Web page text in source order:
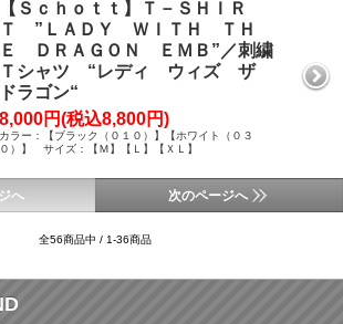
【Ｓｃｈｏｔｔ】Ｔ－ＳＨＩＲ
Ｔ ”ＬＡＤＹ ＷＩＴＨ ＴＨ
Ｅ ＤＲＡＧＯＮ ＥＭＢ”／刺繍
Ｔシャツ “レディ ウィズ ザ
ドラゴン“
8,000円(税込8,800円)
カラー：【ブラック（０１０）】【ホワイト（０３
０）】 サイズ：【Ｍ】【Ｌ】【ＸＬ】
へ 次のページへ
全56商品中 / 1-36商品